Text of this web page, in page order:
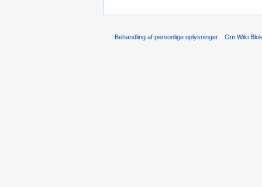
Behandling af personlige oplysninger Om Wiki